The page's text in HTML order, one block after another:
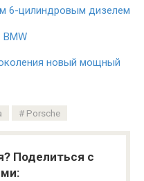
6-цилиндровым дизелем
BMW
новый мощный
Porsche
Поделиться с